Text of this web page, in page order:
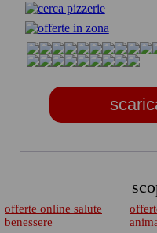
offerte online salute
benessere